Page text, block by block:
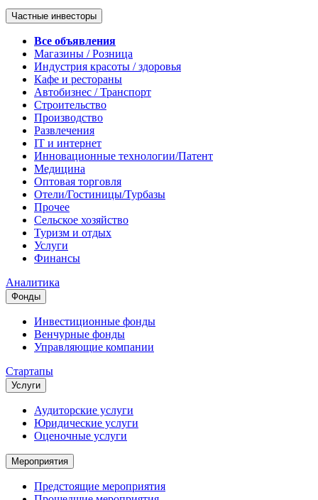
Частные инвесторы
Все объявления
Магазины / Розница
Индустрия красоты / здоровья
Кафе и рестораны
Автобизнес / Транспорт
Строительство
Производство
Развлечения
IT и интернет
Инновационные технологии/Патент
Медицина
Оптовая торговля
Отели/Гостиницы/Турбазы
Прочее
Сельское хозяйство
Туризм и отдых
Услуги
Финансы
Аналитика
Фонды
Инвестиционные фонды
Венчурные фонды
Управляющие компании
Стартапы
Услуги
Аудиторские услуги
Юридические услуги
Оценочные услуги
Мероприятия
Предстоящие мероприятия